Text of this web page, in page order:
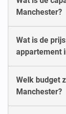
Manchester?
Wat is de
appartement
Welk budget
Manchester?